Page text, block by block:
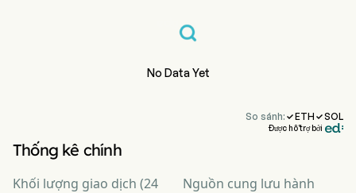
No Data Yet
So sánh: ETH SOL
Được hỗ trợ bởi
Thống kê chính
Khối lượng giao dịch (24
Nguồn cung lưu hành